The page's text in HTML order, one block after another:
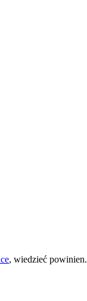
, wiedzieć powinien.